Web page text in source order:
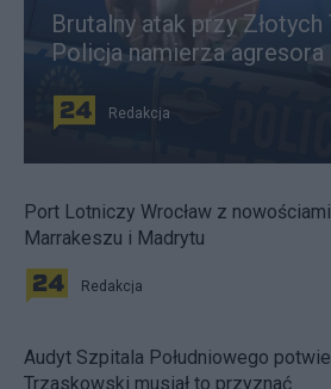
Brutalny atak przy Złotych
Policja namierza agresora
Redakcja
Port Lotniczy Wrocław z
Marrakeszu i Madrytu
Redakcja
Audyt Szpitala Południowego
Trzaskowski musiał to przyznać